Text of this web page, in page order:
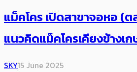
แม็คโคร เปิดสาขาจอหอ (
แนวคิดแม็คโครเคียงข้างเ
SKY15 June 2025